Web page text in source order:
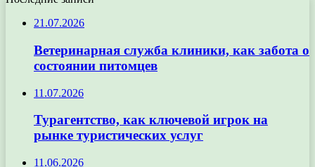
21.07.2026
Ветеринарная служба клиники, как забота о
состоянии питомцев
11.07.2026
Турагентство, как ключевой игрок на
рынке туристических услуг
11.06.2026